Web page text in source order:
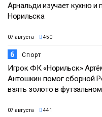
Арнальди изучает кухню и
Норильска
07 августа 450
6 Спорт
Игрок ФК «Норильск»
Антошкин помог сборной
взять золото в футзальном
07 августа 441